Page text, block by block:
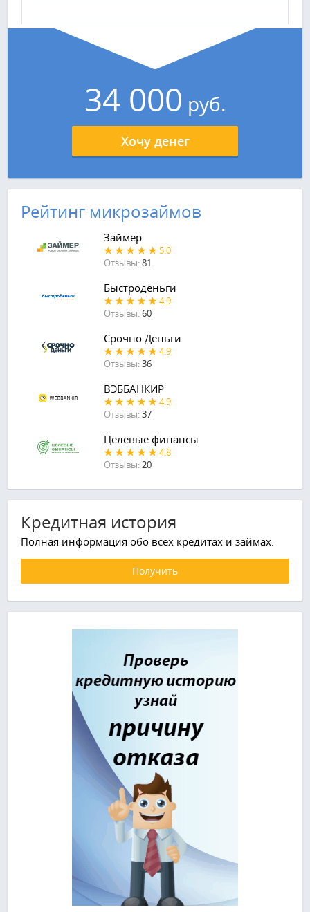
34 000 руб.
Хочу денег
Рейтинг микрозаймов
Займер
5.0
Отзывы:81
Быстроденьги
4.9
Отзывы:60
Срочно Деньги
4.9
Отзывы:36
ВЭББАНКИР
4.9
Отзывы:37
Целевые финансы
4.8
Отзывы:20
Кредитная история
Полная информация обо всех кредитах и займах.
Получить